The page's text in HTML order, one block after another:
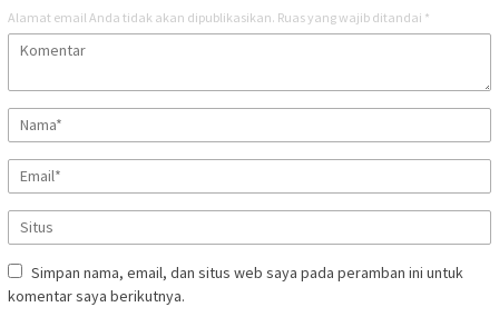
Alamat email Anda tidak akan dipublikasikan. Ruas yang wajib ditandai *
Simpan nama, email, dan situs web saya pada peramban ini untuk
komentar saya berikutnya.